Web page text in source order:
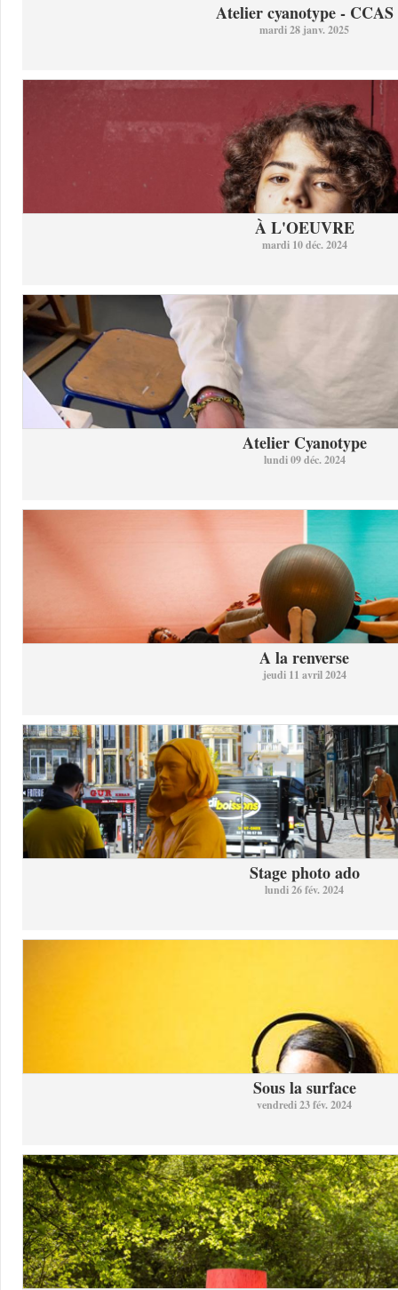
Atelier cyanotype - CCAS
mardi 28 janv. 2025
À L'OEUVRE
mardi 10 déc. 2024
Atelier Cyanotype
lundi 09 déc. 2024
A la renverse
jeudi 11 avril 2024
Stage photo ado
lundi 26 fév. 2024
Sous la surface
vendredi 23 fév. 2024